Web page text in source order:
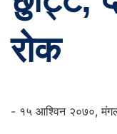
रोक
- १५ आश्विन २०७०,